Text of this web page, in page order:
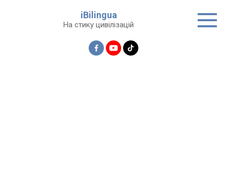
iBilingua
На стику цивілізацій